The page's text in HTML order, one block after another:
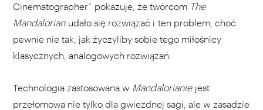
Cinematographer” pokazuje, że twórcom The
Mandalorianudało się rozwiązać i ten problem, choć
pewnie nie tak, jak życzyliby sobie tego miłośnicy
klasycznych, analogowych rozwiązań.
Technologia zastosowana w Mandalorianiejest
przełomowa nie tylko dla gwiezdnej sagi, ale w zasadzie